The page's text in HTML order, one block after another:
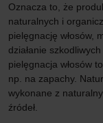
Oznacza to, że
naturalnych i
pielęgnację włosów,
działanie
pielęgnacja włosów
np. na zapachy.
wykonane z
źródeł.